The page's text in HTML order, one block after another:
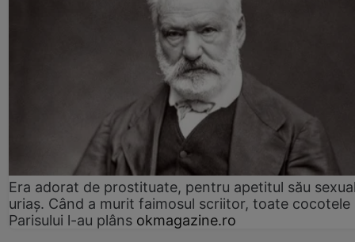
Era adorat de prostituate, pentru apetitul său
uriaș. Când a murit faimosul scriitor, toate cocotele
Parisului l-au plâns okmagazine.ro